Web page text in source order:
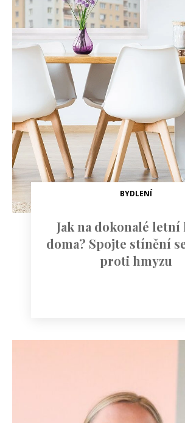
BYDLENÍ
Jak na dokonalé letní
doma? Spojte stínění
proti hmyzu